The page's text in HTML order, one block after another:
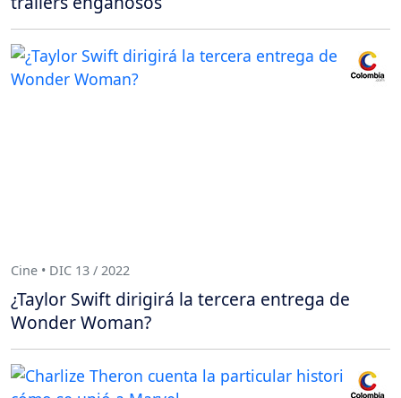
Cine • DIC 13 / 2022
¿Taylor Swift dirigirá la tercera entrega de
Wonder Woman?